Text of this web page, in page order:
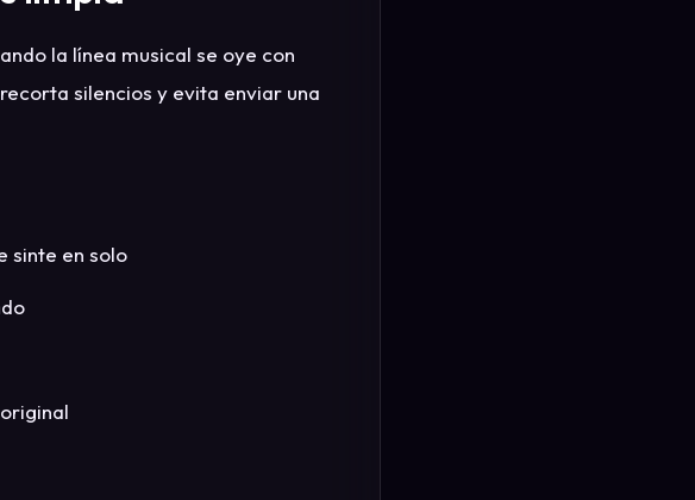
la línea musical se oye con
silencios y evita enviar una
sinte en solo